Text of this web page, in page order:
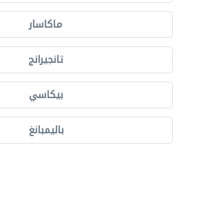
ماكاسار
تانجيرانج
بيكاسي
باليمبانغ